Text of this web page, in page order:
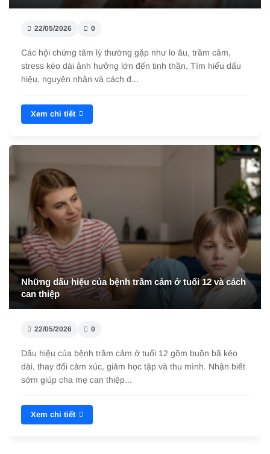
22/05/2026 0
Các hội chứng tâm lý thường gặp như lo âu, trầm cảm,
stress kéo dài ảnh hưởng lớn đến tinh thần. Tìm hiểu dấu
hiệu, nguyên nhân và cách đ...
Xem chi tiết
Những dấu hiệu của bệnh trầm cảm ở tuổi 12 và cách
can thiệp
22/05/2026 0
Dấu hiệu của bệnh trầm cảm ở tuổi 12 gồm buồn bã kéo
dài, thay đổi cảm xúc, giảm học tập và thu mình. Nhận biết
sớm giúp cha mẹ can thiệp...
Xem chi tiết